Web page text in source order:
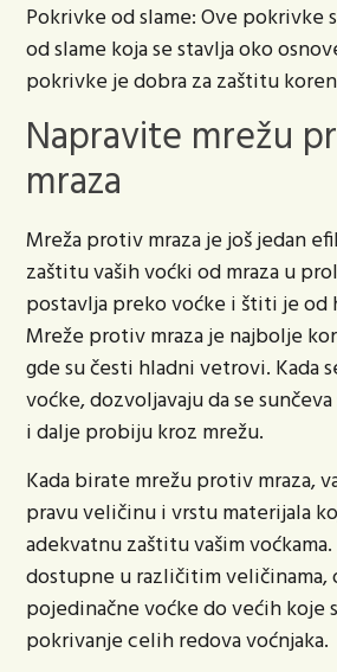
Pokrivke od slame:Ove pokrivke
od slame koja se stavlja oko
pokrivke je dobra za zaštitu
Napravite mrežu
mraza
Mreža protiv mraza je još jedan
zaštitu vaših voćki od mraza u
postavlja preko voćke i štiti je od
Mreže protiv mraza je najbolje
gde su česti hladni vetrovi. Kada
voćke, dozvoljavaju da se
i dalje probiju kroz mrežu.
Kada birate mrežu protiv mraza,
pravu veličinu i vrstu materijala
adekvatnu zaštitu vašim
dostupne u različitim veličinama,
pojedinačne voćke do većih koje
pokrivanje celih redova voćnjaka.